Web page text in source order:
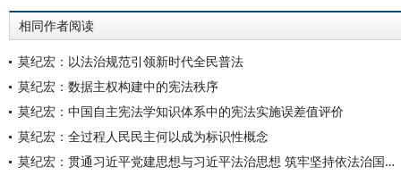
相同作者阅读
莫纪宏：以法治规范引领新时代全民普法
莫纪宏：数据主权构建中的宪法秩序
莫纪宏：中国自主宪法学知识体系中的宪法实施误差值评价
莫纪宏：全过程人民民主何以成为标识性概念
莫纪宏：贯通习近平党建思想与习近平法治思想 筑牢坚持依法治国和依规治党有机统一的理论根基